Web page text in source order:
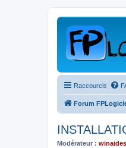
Raccourcis
Forum
Modérateur : winaides